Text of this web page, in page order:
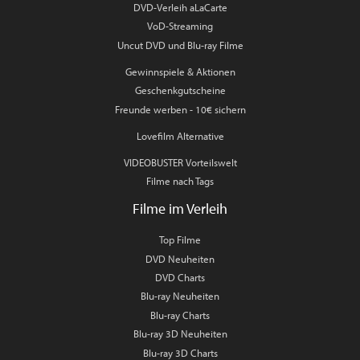
DVD-Verleih aLaCarte
VoD-Streaming
Uncut DVD und Blu-ray Filme
Gewinnspiele & Aktionen
Geschenkgutscheine
Freunde werben - 10€ sichern
Lovefilm Alternative
VIDEOBUSTER Vorteilswelt
Filme nach Tags
Filme im Verleih
Top Filme
DVD Neuheiten
DVD Charts
Blu-ray Neuheiten
Blu-ray Charts
Blu-ray 3D Neuheiten
Blu-ray 3D Charts